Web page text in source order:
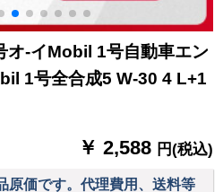
-イMobil 1号自動車エン
1号全合成5 W-30 4 L+1
￥ 2,588 円(税込)
原価です。代理費用、送料等